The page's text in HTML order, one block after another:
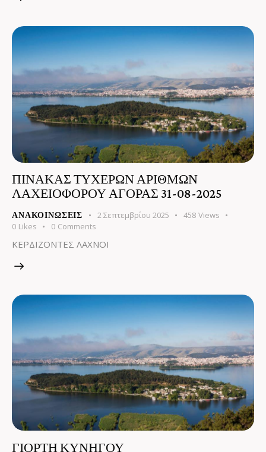
ΠΙΝΑΚΑΣ ΤΥΧΕΡΩΝ ΑΡΙΘΜΩΝ
ΛΑΧΕΙΟΦΟΡΟΥ ΑΓΟΡΑΣ 31-08-2025
ΑΝΑΚΟΙΝΏΣΕΙΣ 2 Σεπτεμβρίου 2025 458 Views
0 Likes 0 Comments
ΚΕΡΔΙΖΟΝΤΕΣ ΛΑΧΝΟΙ
ΓΙΟΡΤΗ ΚΥΝΗΓΟΥ